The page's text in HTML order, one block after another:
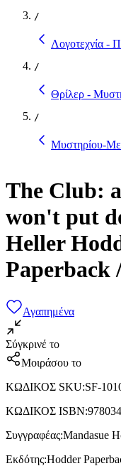
/
Λογοτεχνία -
/
Θρίλερ -
/
Μυστηρίου-
The Club:
won't put
Heller
Paperback
Αγαπημένα
Σύγκρινέ το
Μοιράσου το
ΚΩΔΙΚΟΣ SKU:SF-
ΚΩΔΙΚΟΣ ISBN:
Συγγραφέας:Mandasue
Εκδότης:Hodder